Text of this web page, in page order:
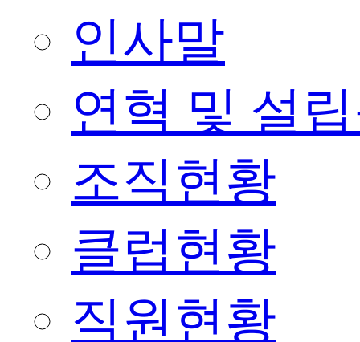
인사말
연혁 및 설
조직현황
클럽현황
직원현황